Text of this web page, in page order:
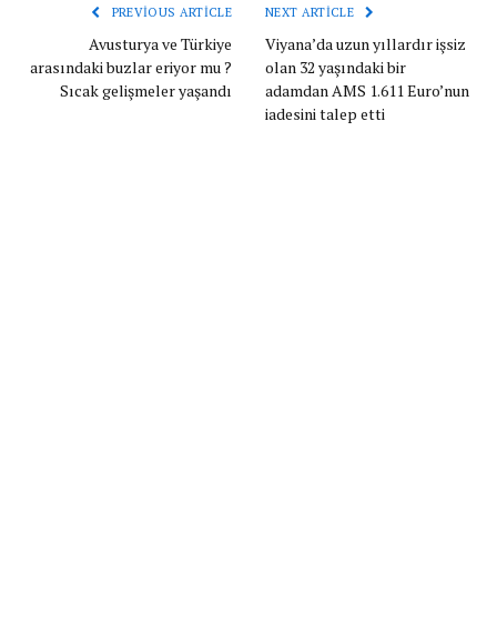
PREVIOUS ARTICLE
Avusturya ve Türkiye
arasındaki buzlar eriyor mu ?
Sıcak gelişmeler yaşandı
NEXT ARTICLE
Viyana’da uzun yıllardır işsiz
olan 32 yaşındaki bir
adamdan AMS 1.611 Euro’nun
iadesini talep etti